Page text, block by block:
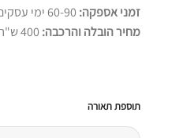
זמני אספקה: 60-90 ימי עסקים
מחיר הובלה והרכבה: 400 ש"ח
תוספת תאורה